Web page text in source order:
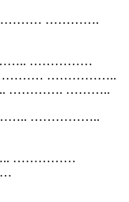
………….
……………
……………..
…………. ………..
……………..
……………
……………